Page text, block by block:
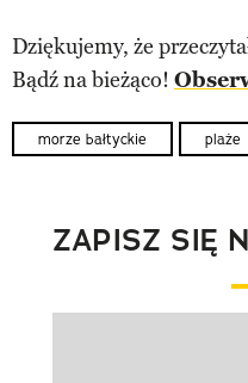
Dziękujemy, że
Bądź na bieżąco!
morze bałtyckie plaże
ZAPISZ SIĘ